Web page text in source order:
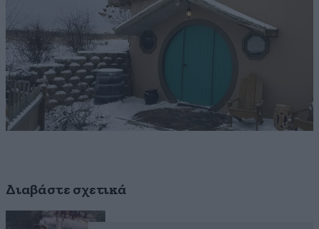
Διαβάστε σχετικά